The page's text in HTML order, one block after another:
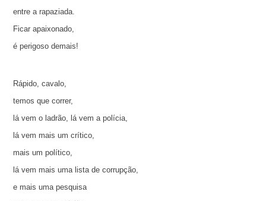
entre a rapaziada.
Ficar apaixonado,
é perigoso demais!
Rápido, cavalo,
temos que correr,
lá vem o ladrão, lá vem a polícia,
lá vem mais um crítico,
mais um político,
lá vem mais uma lista de corrupção,
e mais uma pesquisa